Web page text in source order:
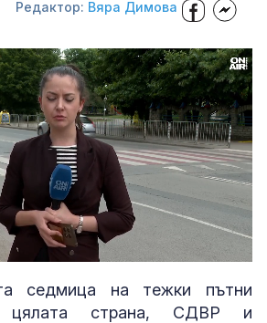
Редактор: Вяра Димова
седмица на тежки пътни
цялата страна, СДВР и